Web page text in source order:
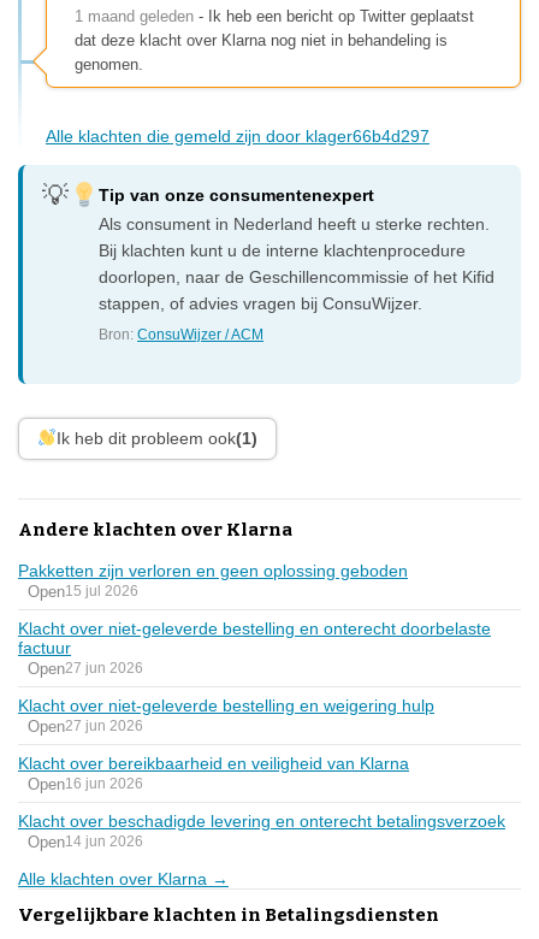
1 maand geleden - Ik heb een bericht op Twitter geplaatst
dat deze klacht over Klarna nog niet in behandeling is
genomen.
Alle klachten die gemeld zijn door klager66b4d297
Tip van onze consumentenexpert
Als consument in Nederland heeft u sterke rechten.
Bij klachten kunt u de interne klachtenprocedure
doorlopen, naar de Geschillencommissie of het Kifid
stappen, of advies vragen bij ConsuWijzer.
Bron:ConsuWijzer / ACM
Ik heb dit probleem ook(1)
Andere klachten over Klarna
Pakketten zijn verloren en geen oplossing geboden
Open15 jul 2026
Klacht over niet-geleverde bestelling en onterecht doorbelaste
factuur
Open27 jun 2026
Klacht over niet-geleverde bestelling en weigering hulp
Open27 jun 2026
Klacht over bereikbaarheid en veiligheid van Klarna
Open16 jun 2026
Klacht over beschadigde levering en onterecht betalingsverzoek
Open14 jun 2026
Alle klachten over Klarna →
Vergelijkbare klachten in Betalingsdiensten